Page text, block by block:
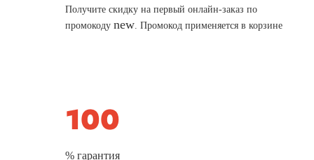
Получите скидку на первый онлайн-заказ по
промокодуnew. Промокод применяется в корзине
% гарантия